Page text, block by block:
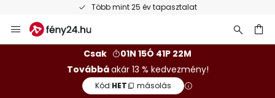
Több mint 25 év tapasztalat
Ugrás
a
Csak
01N 15Ó 41P 22M
Továbbáakár 13 % kedvezmény!
Kód:HET másolás